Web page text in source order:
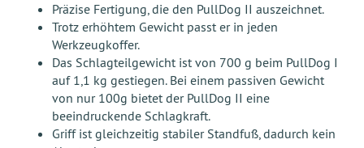
Präzise Fertigung, die den PullDog II auszeichnet.
Trotz erhöhtem Gewicht passt er in jeden
Werkzeugkoffer.
Das Schlagteilgewicht ist von 700 g beim PullDog I
auf 1,1 kg gestiegen. Bei einem passiven Gewicht
von nur 100g bietet der PullDog II eine
beeindruckende Schlagkraft.
Griff ist gleichzeitig stabiler Standfuß, dadurch kein